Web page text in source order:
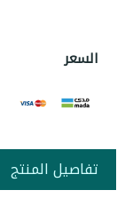
السعر
تفاصيل المنتج